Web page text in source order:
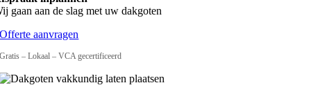
gaan aan de slag met uw dakgoten
Offerte aanvragen
Gratis – Lokaal – VCA gecertificeerd